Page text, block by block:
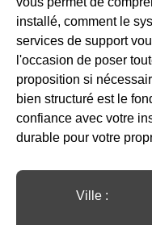
installé, comment le
services de support
l'occasion de poser
proposition si
bien structuré est le
confiance avec votre
durable pour votre
Ville :️